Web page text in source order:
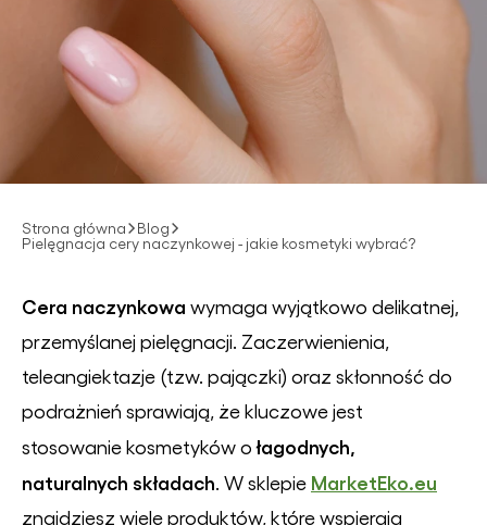
Strona główna
Blog
Pielęgnacja cery naczynkowej - jakie kosmetyki wybrać?
Cera naczynkowa wymaga wyjątkowo delikatnej,
przemyślanej pielęgnacji. Zaczerwienienia,
teleangiektazje (tzw. pajączki) oraz skłonność do
podrażnień sprawiają, że kluczowe jest
stosowanie kosmetyków ołagodnych,
naturalnych składach . W sklepie MarketEko.eu
znajdziesz wiele produktów, które wspierają